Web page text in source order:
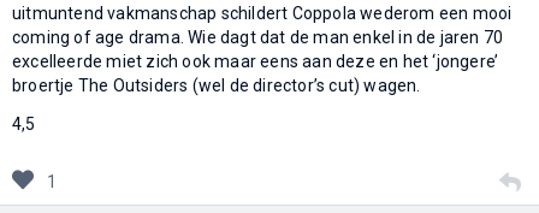
uitmuntend vakmanschap schildert Coppola wederom een mooi
coming of age drama. Wie dagt dat de man enkel in de jaren 70
excelleerde miet zich ook maar eens aan deze en het ‘jongere’
broertje The Outsiders (wel de director’s cut) wagen.
4,5
1